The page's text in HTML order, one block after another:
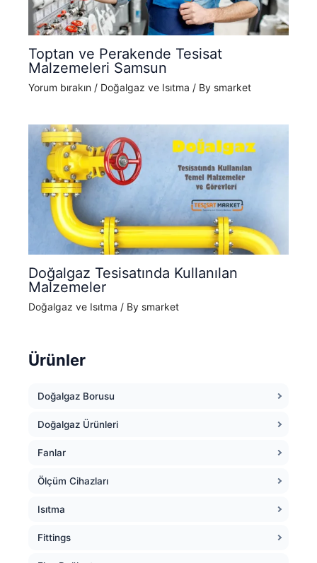
Toptan ve Perakende Tesisat
Malzemeleri Samsun
Yorum bırakın / Doğalgaz ve Isıtma / By smarket
Doğalgaz Tesisatında Kullanılan
Malzemeler
Doğalgaz ve Isıtma / By smarket
Ürünler
Doğalgaz Borusu
Doğalgaz Ürünleri
Fanlar
Ölçüm Cihazları
Isıtma
Fittings